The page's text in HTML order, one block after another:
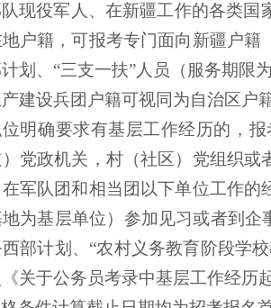
现役军人、在新疆工作的各类国
地户籍，可报考专门面向新疆户
划、 “三支一扶”人员（服务期限
建设兵团户籍可视同为自治区户
明确要求有基层工作经历的，报
）党政机关，村（社区）党组织
军队团和相当团以下单位工作
为基层单位）参加见习或者到
部计划、 “农村义务教育阶段学
关于公务员考录中基层工作经历